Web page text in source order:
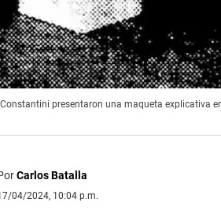
presentaron una maqueta
Carlos Batalla
04/2024, 10:04 p.m.